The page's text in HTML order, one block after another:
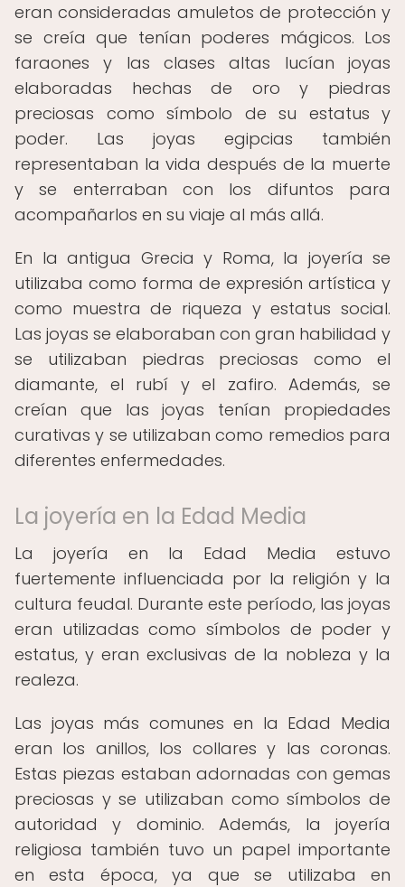
eran consideradas amuletos de protección y
se creía que tenían poderes mágicos. Los
faraones y las clases altas lucían joyas
elaboradas hechas de oro y piedras
preciosas como símbolo de su estatus y
poder. Las joyas egipcias también
representaban la vida después de la muerte
y se enterraban con los difuntos para
acompañarlos en su viaje al más allá.
En la antigua Grecia y Roma, la joyería se
utilizaba como forma de expresión artística y
como muestra de riqueza y estatus social.
Las joyas se elaboraban con gran habilidad y
se utilizaban piedras preciosas como el
diamante, el rubí y el zafiro. Además, se
creían que las joyas tenían propiedades
curativas y se utilizaban como remedios para
diferentes enfermedades.
La joyería en la Edad Media
La joyería en la Edad Media estuvo
fuertemente influenciada por la religión y la
cultura feudal. Durante este período, las joyas
eran utilizadas como símbolos de poder y
estatus, y eran exclusivas de la nobleza y la
realeza.
Las joyas más comunes en la Edad Media
eran los anillos, los collares y las coronas.
Estas piezas estaban adornadas con gemas
preciosas y se utilizaban como símbolos de
autoridad y dominio. Además, la joyería
religiosa también tuvo un papel importante
en esta época, ya que se utilizaba en